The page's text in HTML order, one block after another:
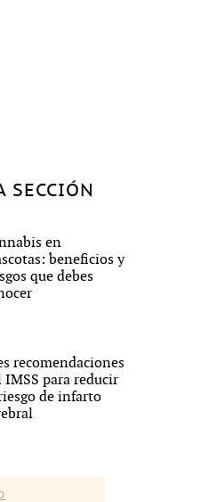
SECCIÓN
en
beneficios y
que debes
recomendaciones
IMSS para reducir
de infarto